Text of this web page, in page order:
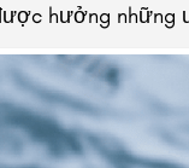
hưởng những